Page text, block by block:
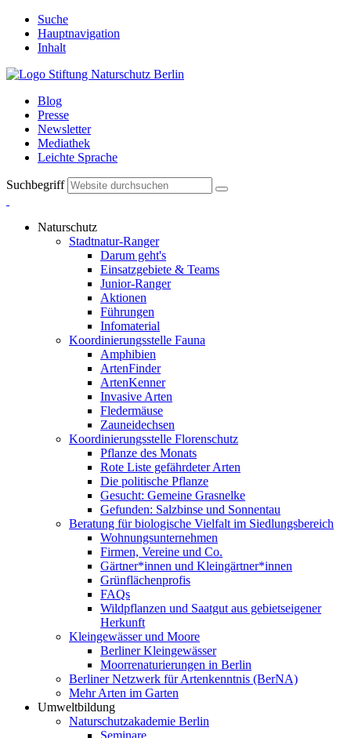
Suche
Hauptnavigation
Inhalt
Blog
Presse
Newsletter
Mediathek
Leichte Sprache
Suchbegriff
Naturschutz
Stadtnatur-Ranger
Darum geht's
Einsatzgebiete & Teams
Junior-Ranger
Aktionen
Führungen
Infomaterial
Koordinierungsstelle Fauna
Amphibien
ArtenFinder
ArtenKenner
Invasive Arten
Fledermäuse
Zauneidechsen
Koordinierungsstelle Florenschutz
Pflanze des Monats
Rote Liste gefährdeter Arten
Die politische Pflanze
Gesucht: Gemeine Grasnelke
Gefunden: Salzbinse und Sonnentau
Beratung für biologische Vielfalt im Siedlungsbereich
Wohnungsunternehmen
Firmen, Vereine und Co.
Gärtner*innen und Kleingärtner*innen
Grünflächenprofis
FAQs
Wildpflanzen und Saatgut aus gebietseigener
Herkunft
Kleingewässer und Moore
Berliner Kleingewässer
Moorrenaturierungen in Berlin
Berliner Netzwerk für Artenkenntnis (BerNA)
Mehr Arten im Garten
Umweltbildung
Naturschutzakademie Berlin
Seminare